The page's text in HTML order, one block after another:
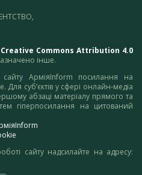
Creative Commons Attribution 4.0
інше.
АрміяInform посилання на
Для суб’єктів у сфері онлайн-медіа
абзаці матеріалу прямого та
гіперпосилання на цитований
сайту надсилайте на адресу: